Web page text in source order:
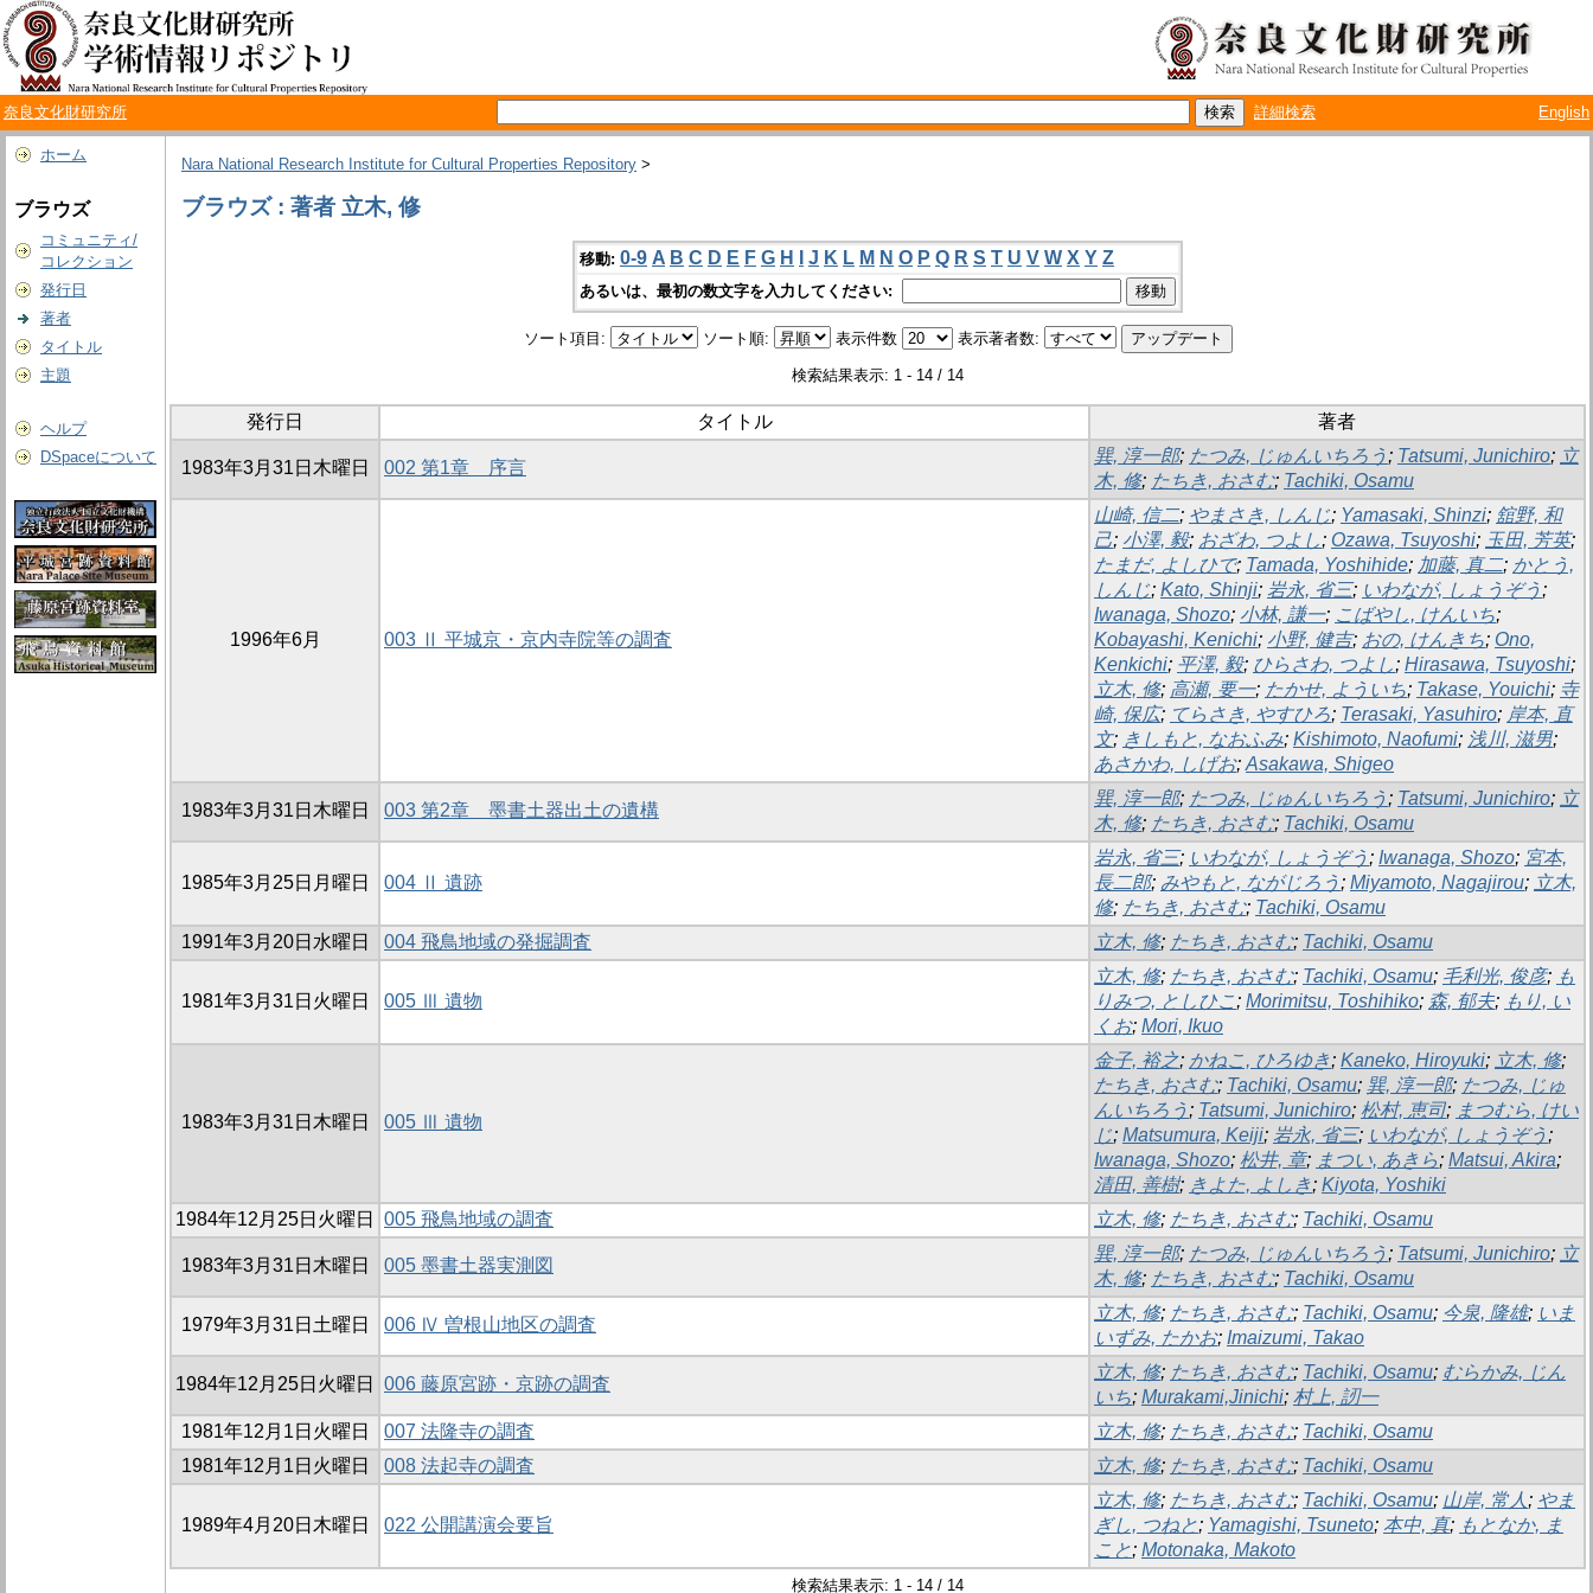
奈良文化財研究所 詳細検索 English
ホーム
ブラウズ
コミュニティ/
コレクション
発行日
著者
タイトル
主題
ヘルプ
DSpaceについて
Nara National Research Institute for Cultural Properties Repository >
ブラウズ : 著者 立木, 修
移動: 0-9 A B C D E F G H J K L M N O P Q R S T U V W X Y Z
あるいは、最初の数文字を入力してください:
ソート項目: ソート順: 表示件数 表示著者数:
検索結果表示: 1 - 14 / 14
発行日 タイトル 著者
1983年3月31日木曜日 002 第1章 序言
巽, 淳一郎; たつみ, じゅんいちろう ; Tatsumi, Junichiro; 立
木, 修; たちき, おさむ; Tachiki, Osamu
1996年6月 003 Ⅱ 平城京・京内寺院等の調査
山崎, 信二; やまさき, しんじ; Yamasaki, Shinzi; 舘野, 和
己; 小澤, 毅; おざわ, つよし; Ozawa, Tsuyoshi; 玉田, 芳英;
たまだ, よしひで; Tamada, Yoshihide; 加藤, 真二; かとう,
しんじ; Kato, Shinji; 岩永, 省三; いわなが, しょうぞう ;
Iwanaga, Shozo; 小林, 謙一; こばやし, けんいち;
Kobayashi, Kenichi; 小野, 健吉; おの, けんきち; Ono,
Kenkichi; 平澤, 毅; ひらさわ, つよし; Hirasawa, Tsuyoshi;
立木, 修; 高瀬, 要一; たかせ, よういち; Takase, Youichi; 寺
崎, 保広; てらさき, やすひろ; Terasaki, Yasuhiro; 岸本, 直
文; きしもと, なおふみ; Kishimoto, Naofumi; 浅川, 滋男;
あさかわ, しげお; Asakawa, Shigeo
1983年3月31日木曜日 003 第2章 墨書土器出土の遺構
巽, 淳一郎; たつみ, じゅんいちろう ; Tatsumi, Junichiro; 立
木, 修; たちき, おさむ; Tachiki, Osamu
1985年3月25日月曜日 004 Ⅱ 遺跡
岩永, 省三; いわなが, しょうぞう ; Iwanaga, Shozo; 宮本,
長二郎; みやもと, ながじろう ; Miyamoto, Nagajirou; 立木,
修; たちき, おさむ; Tachiki, Osamu
1991年3月20日水曜日
004 飛鳥地域の発掘調査 立木, 修; たちき, おさむ; Tachiki, Osamu
1981年3月31日火曜日 005 Ⅲ 遺物
立木, 修; たちき, おさむ; Tachiki, Osamu; 毛利光, 俊彦; も
りみつ, としひこ; Morimitsu, Toshihiko; 森, 郁夫; もり, い
くお; Mori, Ikuo
1983年3月31日木曜日 005 Ⅲ 遺物
金子, 裕之; かねこ, ひろゆき; Kaneko, Hiroyuki; 立木, 修;
たちき, おさむ; Tachiki, Osamu; 巽, 淳一郎; たつみ, じゅ
んいちろう ; Tatsumi, Junichiro; 松村, 恵司; まつむら, けい
じ; Matsumura, Keiji; 岩永, 省三; いわなが, しょうぞう ;
Iwanaga, Shozo; 松井, 章; まつい, あきら; Matsui, Akira;
清田, 善樹; きよた, よしき; Kiyota, Yoshiki
1984年12月25日火曜日
005 飛鳥地域の調査 立木, 修; たちき, おさむ; Tachiki, Osamu
1983年3月31日木曜日 005 墨書土器実測図
巽, 淳一郎; たつみ, じゅんいちろう ; Tatsumi, Junichiro; 立
木, 修; たちき, おさむ; Tachiki, Osamu
1979年3月31日土曜日 006 Ⅳ 曽根山地区の調査
立木, 修; たちき, おさむ; Tachiki, Osamu; 今泉, 隆雄; いま
いずみ, たかお; Imaizumi, Takao
1984年12月25日火曜日 006 藤原宮跡・京跡の調査
立木, 修; たちき, おさむ; Tachiki, Osamu; むらかみ, じん
いち; Murakami,Jinichi; 村上, 訒一
1981年12月1日火曜日
007 法隆寺の調査 立木, 修; たちき, おさむ; Tachiki, Osamu
1981年12月1日火曜日
008 法起寺の調査 立木, 修; たちき, おさむ; Tachiki, Osamu
1989年4月20日木曜日 022 公開講演会要旨
立木, 修; たちき, おさむ; Tachiki, Osamu; 山岸, 常人 ; やま
ぎし, つねと; Yamagishi, Tsuneto; 本中, 真; もとなか, ま
こと; Motonaka, Makoto
検索結果表示: 1 - 14 / 14